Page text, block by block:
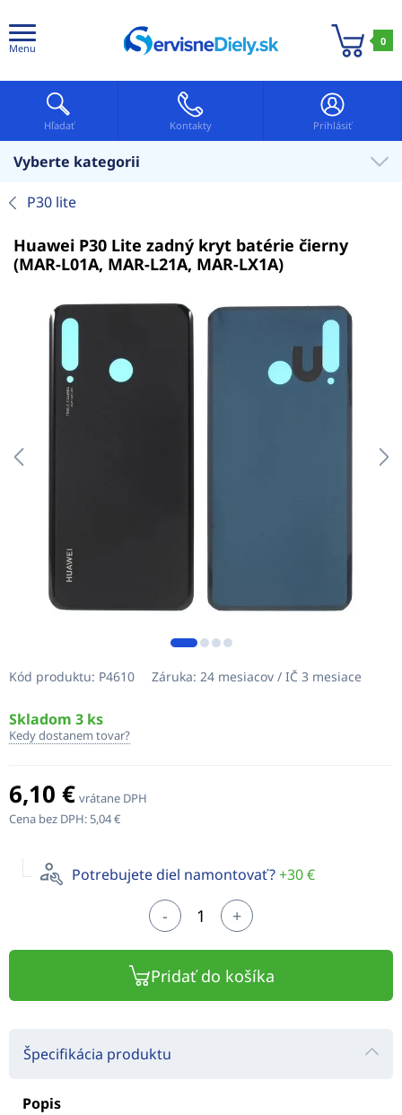
Menu
0
Hľadať Kontakty Prihlásiť
Vyberte kategorii
P30 lite
Huawei P30 Lite zadný kryt batérie čierny
(MAR-L01A, MAR-L21A, MAR-LX1A)
Kód produktu: P4610 Záruka: 24 mesiacov / IČ 3 mesiace
Skladom 3 ks
Kedy dostanem tovar?
6,10 € vrátane DPH
Cena bez DPH: 5,04 €
Potrebujete diel namontovať?+30 €
- +
Pridať do košíka
Špecifikácia produktu
Popis